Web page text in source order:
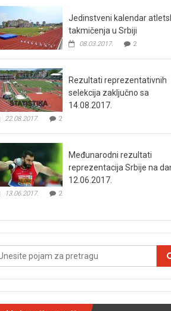
Jedinstveni kalendar
takmičenja u Srbiji
08.03.2017. 2
Rezultati reprezentativnih
selekcija zaključno sa
14.08.2017.
22.08.2017. 2
Međunarodni rezultati
reprezentacija Srbije na
12.06.2017.
13.06.2017. 2